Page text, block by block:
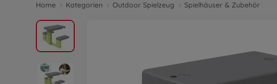
Home Kategorien Outdoor Spielzeug Spielhäuser & Zubehör